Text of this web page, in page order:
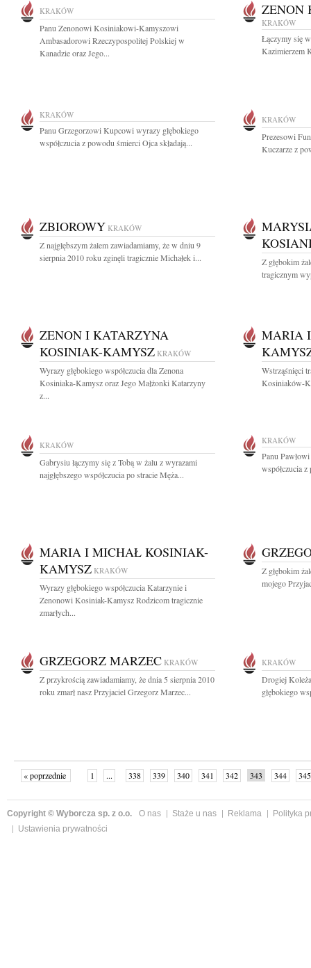
KRAKÓW
Panu Zenonowi Kosiniakowi-Kamyszowi
Ambasadorowi Rzeczypospolitej Polskiej w
Kanadzie oraz Jego...
ZENON
KRAKÓW
Łączymy się
Kazimierzem
KRAKÓW
Panu Grzegorzowi Kupcowi wyrazy głębokiego
współczucia z powodu śmierci Ojca składają...
KRAKÓW
Prezesowi
Kuczarze z
ZBIOROWY KRAKÓW
Z najgłębszym żalem zawiadamiamy, że w dniu 9
sierpnia 2010 roku zginęli tragicznie Michałek i...
Z głębokim
tragicznym
ZENON I KATARZYNA
KOSINIAK-KAMYSZ KRAKÓW
Wyrazy głębokiego współczucia dla Zenona
Kosiniaka-Kamysz oraz Jego Małżonki Katarzyny
z...
MARIA
Wstrząśnięci
Kosiniaków-
KRAKÓW
Gabrysiu łączymy się z Tobą w żalu z wyrazami
najgłębszego współczucia po stracie Męża...
KRAKÓW
Panu
współczucia
MARIA I MICHAŁ KOSINIAK-
KAMYSZ KRAKÓW
Wyrazy głębokiego współczucia Katarzynie i
Zenonowi Kosiniak-Kamysz Rodzicom tragicznie
zmarłych...
Z głębokim
mojego
GRZEGORZ MARZEC KRAKÓW
Z przykrością zawiadamiamy, że dnia 5 sierpnia 2010
roku zmarł nasz Przyjaciel Grzegorz Marzec...
KRAKÓW
Drogiej
głębokiego
« poprzednie 1 ... 338 339 340 341 342 343 344
345
Copyright © Wyborcza sp. z o.o. O nas Staże u nas Reklama
Polityka
Ustawienia prywatności